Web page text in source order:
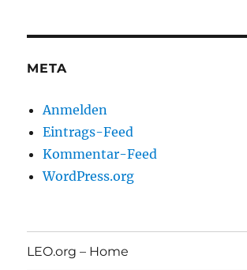
META
Anmelden
Eintrags-Feed
Kommentar-Feed
WordPress.org
LEO.org – Home